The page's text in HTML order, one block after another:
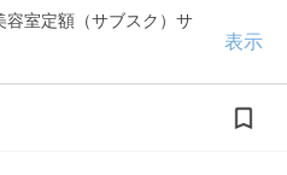
容室定額（サブスク）サ
表示